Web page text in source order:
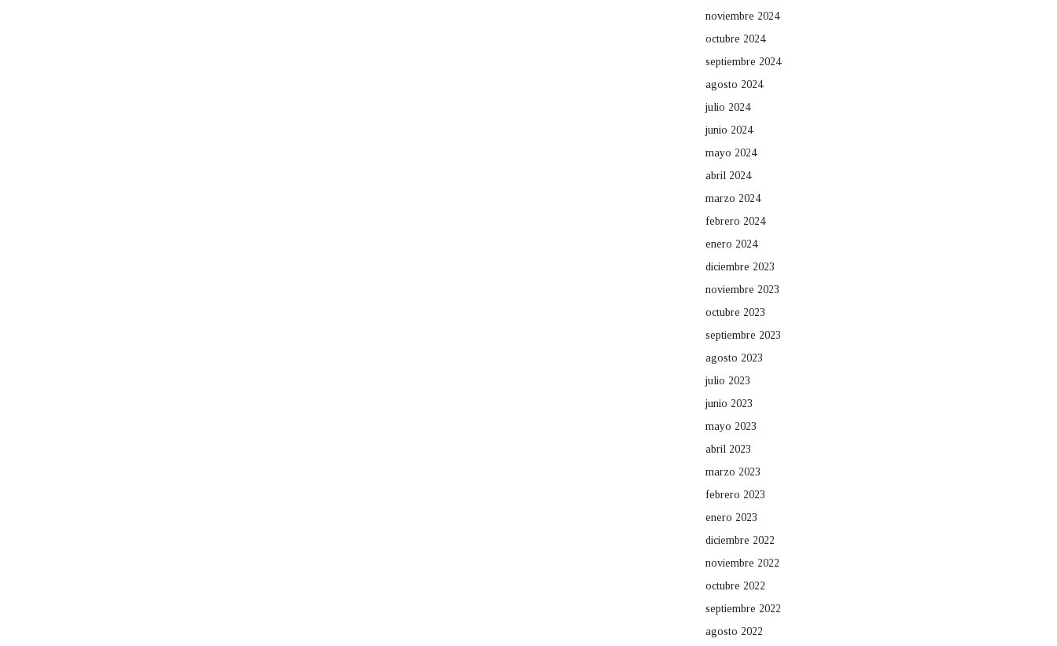
noviembre 2024
octubre 2024
septiembre 2024
agosto 2024
julio 2024
junio 2024
mayo 2024
abril 2024
marzo 2024
febrero 2024
enero 2024
diciembre 2023
noviembre 2023
octubre 2023
septiembre 2023
agosto 2023
julio 2023
junio 2023
mayo 2023
abril 2023
marzo 2023
febrero 2023
enero 2023
diciembre 2022
noviembre 2022
octubre 2022
septiembre 2022
agosto 2022